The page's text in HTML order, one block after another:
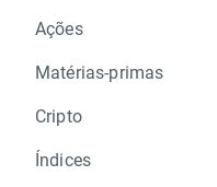
Ações
Matérias-primas
Cripto
Índices